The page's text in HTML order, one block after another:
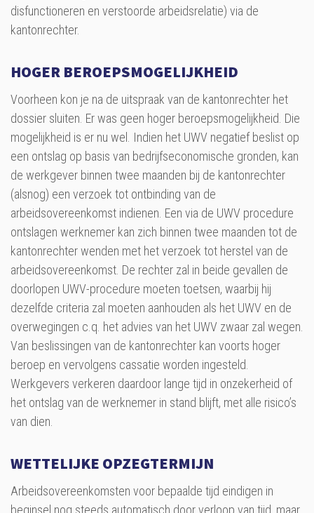
disfunctioneren en verstoorde arbeidsrelatie) via de
kantonrechter.
HOGER BEROEPSMOGELIJKHEID
Voorheen kon je na de uitspraak van de kantonrechter het
dossier sluiten. Er was geen hoger beroepsmogelijkheid. Die
mogelijkheid is er nu wel. Indien het UWV negatief beslist op
een ontslag op basis van bedrijfseconomische gronden, kan
de werkgever binnen twee maanden bij de kantonrechter
(alsnog) een verzoek tot ontbinding van de
arbeidsovereenkomst indienen. Een via de UWV procedure
ontslagen werknemer kan zich binnen twee maanden tot de
kantonrechter wenden met het verzoek tot herstel van de
arbeidsovereenkomst. De rechter zal in beide gevallen de
doorlopen UWV-procedure moeten toetsen, waarbij hij
dezelfde criteria zal moeten aanhouden als het UWV en de
overwegingen c.q. het advies van het UWV zwaar zal wegen.
Van beslissingen van de kantonrechter kan voorts hoger
beroep en vervolgens cassatie worden ingesteld.
Werkgevers verkeren daardoor lange tijd in onzekerheid of
het ontslag van de werknemer in stand blijft, met alle risico’s
van dien.
WETTELIJKE OPZEGTERMIJN
Arbeidsovereenkomsten voor bepaalde tijd eindigen in
beginsel nog steeds automatisch door verloop van tijd, maar